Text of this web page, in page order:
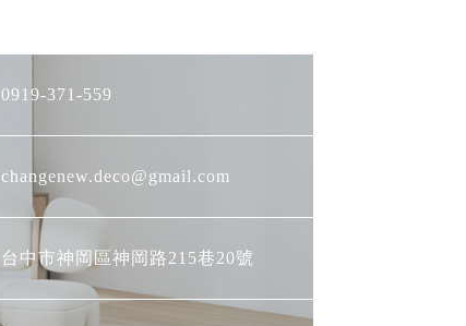
0919-371-559
changenew.deco@gmail.com
台中市神岡區神岡路215巷20號